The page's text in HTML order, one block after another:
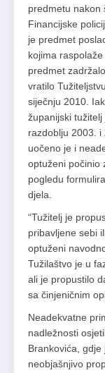
predmetu nakon
Financijske
je predmet
kojima
predmet
vratilo
siječnju 2010.
županijski
razdoblju 2003.
uočeno je i
optuženi počinio
pogledu
djela.
“Tužitelj je
pribavljene sebi
optuženi
Tužilaštvo je u
ali je propustilo
sa činjeničnim
Neadekvatne
nadležnosti
Brankovića,
neobjašnjivo